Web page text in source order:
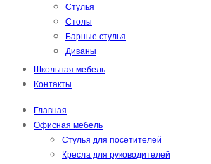
Стулья
Столы
Барные стулья
Диваны
Школьная мебель
Контакты
Главная
Офисная мебель
Стулья для посетителей
Кресла для руководителей